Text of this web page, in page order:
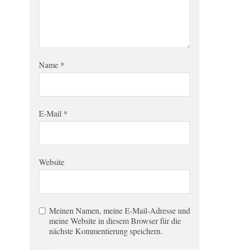
Name *
E-Mail *
Website
Meinen Namen, meine E-Mail-Adresse und
meine Website in diesem Browser für die
nächste Kommentierung speichern.